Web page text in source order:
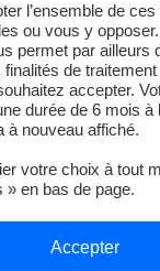
en
prélèvement
de la teneur en
effectué et envoyé
indiquent une
prélèvements sont
déclarer, à
l’ensemble de
ou vous y
permet par ailleurs
finalités de
accepter.
durée de 6 mois à
à nouveau affiché.
votre choix à tout
» en bas de page.
Accepter